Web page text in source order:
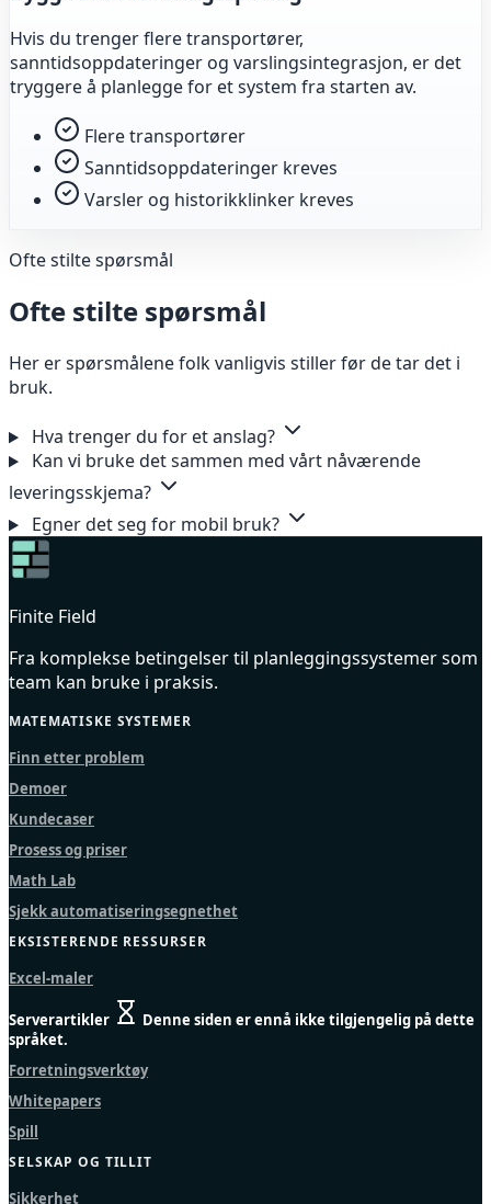
Hvis du trenger flere transportører,
sanntidsoppdateringer og varslingsintegrasjon, er det
tryggere å planlegge for et system fra starten av.
Flere transportører
Sanntidsoppdateringer kreves
Varsler og historikklinker kreves
Ofte stilte spørsmål
Ofte stilte spørsmål
Her er spørsmålene folk vanligvis stiller før de tar det i
bruk.
Hva trenger du for et anslag?
Kan vi bruke det sammen med vårt nåværende
leveringsskjema?
Egner det seg for mobil bruk?
Finite Field
Fra komplekse betingelser til planleggingssystemer som
team kan bruke i praksis.
MATEMATISKE SYSTEMER
Finn etter problem
Demoer
Kundecaser
Prosess og priser
Math Lab
Sjekk automatiseringsegnethet
EKSISTERENDE RESSURSER
Excel-maler
Serverartikler
Denne siden er ennå ikke tilgjengelig på dette
språket.
Forretningsverktøy
Whitepapers
Spill
SELSKAP OG TILLIT
Sikkerhet